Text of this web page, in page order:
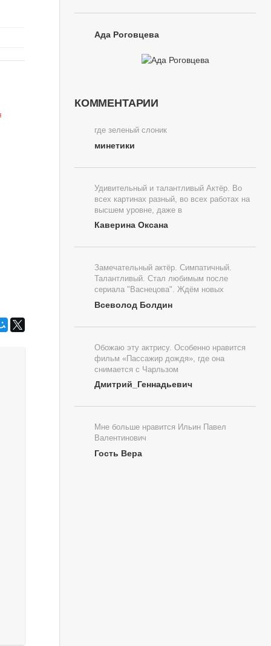
Ада Роговцева
КОММЕНТАРИИ
где зеленый слоник
минетики
Удивительный и талантливый Актёр. Во
всех картинах разный, во всех работах на
высшем уровне, даже в
Каверина Оксана
Замечательный актёр. Симпатичный.
Талантливый. Стал любимым после
сериала "Васнецова". Ждём новых
Всеволод Болдин
Обожаю эту актрису. Особенно нравится
фильм «Пассажир дождя», где она
снимается с Чарльзом
Дмитрий_Геннадьевич
Мне больше нравится Ильин Павел
Валентинович
Гость Вера